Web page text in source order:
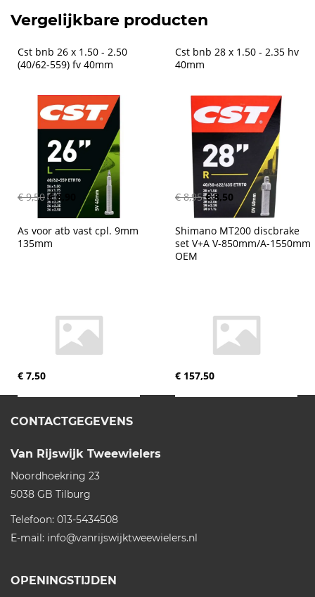
Vergelijkbare producten
Cst bnb 26 x 1.50 - 2.50
(40/62-559) fv 40mm
€ 9,50 € 8,90
Cst bnb 28 x 1.50 - 2.35 hv
40mm
€ 8,95 € 8,50
As voor atb vast cpl. 9mm
135mm
€ 7,50
Shimano MT200 discbrake
set V+A V-850mm/A-1550mm
OEM
€ 157,50
CONTACTGEGEVENS
Van Rijswijk Tweewielers
Noordhoekring 23
5038 GB Tilburg
Telefoon: 013-5434508
E-mail: info@vanrijswijktweewielers.nl
OPENINGSTIJDEN